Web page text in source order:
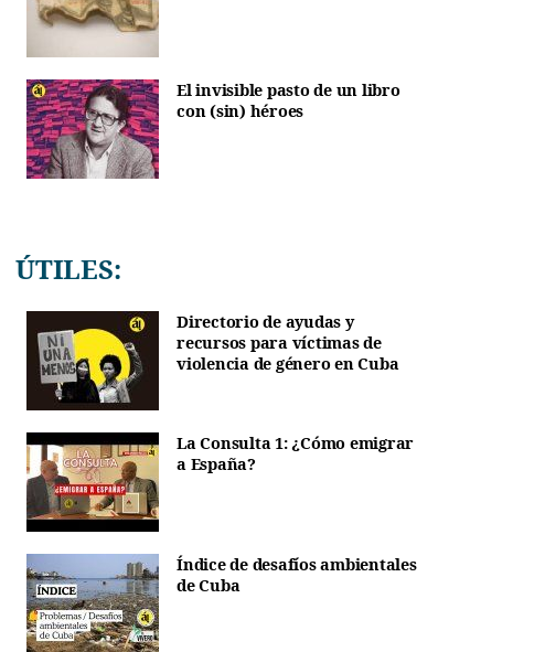
El invisible pasto de un libro
con (sin) héroes
ÚTILES:
Directorio de ayudas y
recursos para víctimas de
violencia de género en Cuba
La Consulta 1: ¿Cómo emigrar
a España?
Índice de desafíos ambientales
de Cuba